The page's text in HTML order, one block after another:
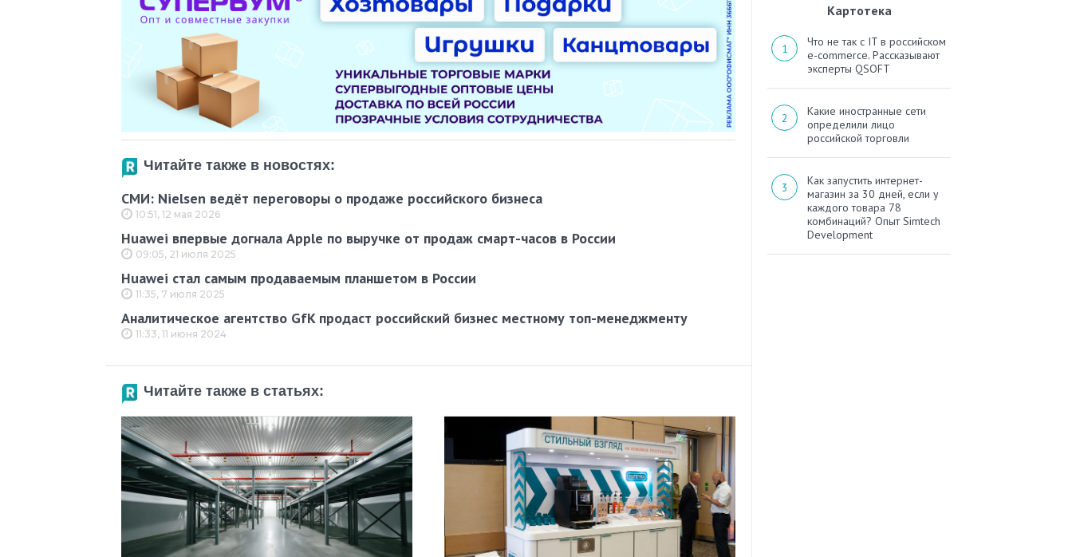
Читайте также в новостях:
СМИ: Nielsen ведёт переговоры о продаже российского бизнеса
10:51, 12 мая 2026
Huawei впервые догнала Apple по выручке от продаж смарт-часов в России
09:05, 21 июля 2025
Huawei стал самым продаваемым планшетом в России
11:35, 7 июля 2025
Аналитическое агентство GfK продаст российский бизнес местному топ-менеджменту
11:33, 11 июня 2024
Читайте также в статьях:
Картотека
Что не так с IT в российском
e-commerce. Рассказывают
эксперты QSOFT
Какие иностранные сети
определили лицо
российской торговли
Как запустить интернет-
магазин за 30 дней, если у
каждого товара 78
комбинаций? Опыт Simtech
Development